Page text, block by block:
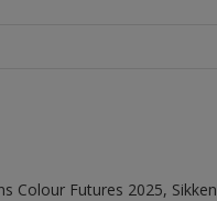
Colour Futures 2025,